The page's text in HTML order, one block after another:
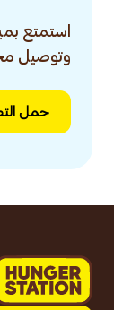
استمتع
وتوصيل
حمل